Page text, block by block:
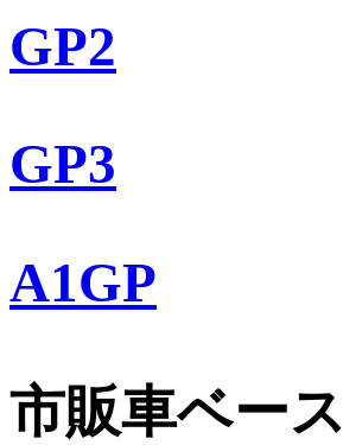
GP2
GP3
A1GP
市販車ベース